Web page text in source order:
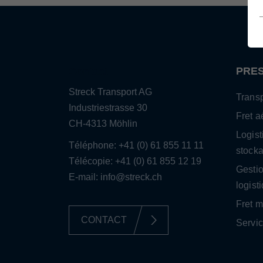
Streck Transport AG
Industriestrasse 30
CH-4313 Möhlin
Téléphone: +41 (0) 61 855 11 11
Télécopie: +41 (0) 61 855 12 19
E-mail: info@streck.ch
CONTACT
Fret
Fret